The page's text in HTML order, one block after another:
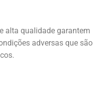
alta qualidade garantem
adversas que são